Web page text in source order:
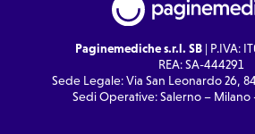
Paginemediche s.r.l. SB| P.IVA:
REA: SA-444291
Sede Legale: Via San Leonardo 26,
Sedi Operative: Salerno – Milano